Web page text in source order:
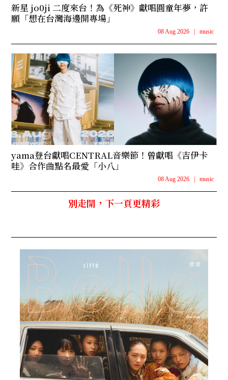
新星 jo0ji 二度來台！為《死神》獻唱圓童年夢，許
願「想在台灣海邊開專場」
08 Aug 2026 | music
yama登台獻唱CENTRAL音樂節！曾獻唱《吉伊卡
哇》合作曲點名最愛「小八」
08 Aug 2026 | music
別走開，下一頁更精彩